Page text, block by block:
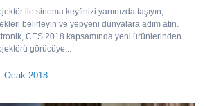
ile sinema keyfinizi yanınızda taşıyın,
belirleyin ve yepyeni dünyalara adım atın.
CES 2018 kapsamında yeni ürünlerinden
görücüye...
Ocak 2018